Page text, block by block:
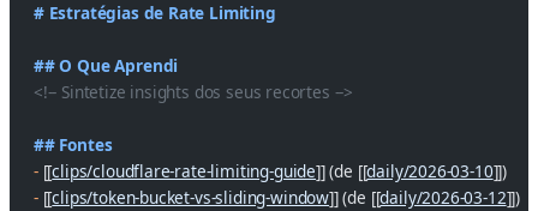
# Estratégias de Rate Limiting
## O Que Aprendi
<!-- Sintetize insights dos seus recortes -->
## Fontes
- [[clips/cloudflare-rate-limiting-guide]] (de [[daily/2026-03-10]])
- [[clips/token-bucket-vs-sliding-window]] (de [[daily/2026-03-12]])